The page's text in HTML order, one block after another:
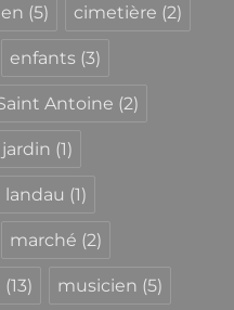
(5) cimetière (2)
enfants (3)
Antoine (2)
jardin (1)
landau (1)
marché (2)
(13) musicien (5)